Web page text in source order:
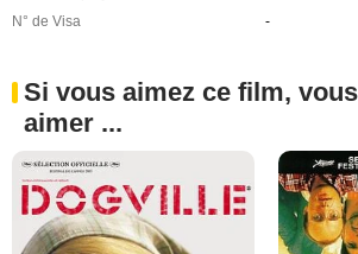
N° de Visa
-
Si vous aimez ce film,
aimer ...